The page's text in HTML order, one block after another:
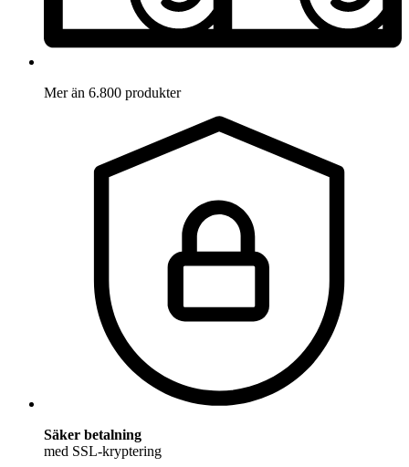
Mer än 6.800 produkter
Säker betalning
med SSL-kryptering